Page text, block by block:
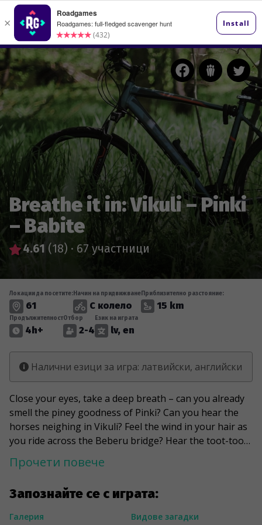
Breathe it in: Vikuli – Pinki
– Babite
4.61 (18) · 67 участници
Запознайте се с играта:
Галерия
Видове загадки
Локации да посетите:
61
Начин на придвижване
С колело
Приблизително разстояние:
15 km
Продължителност
4h+
Отбор
2-4
Език на играта
lv, en
Налични езици за игра: латвийски, английски
Close your eyes, take a deep breath – can you already
smell the piney goodness of Pinki? Can you hear the
horses neighing in Vikuli? Feel the wind in your hair as
you ride across the Beberu bridge? Hear the toot-toot
your bike and set off on an orienteering adventure
game will wind you through the twists and turns of
Pupe Park, lead you to the eco-school, and give you a
Прочети повече